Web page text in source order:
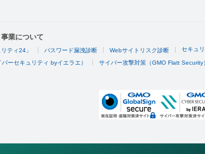
業について
ティ24」 パスワード漏洩診断 Webサイトリスク診断 セキュ
ーセキュリティ byイエラエ） サイバー攻撃対策（GMO Flatt Security